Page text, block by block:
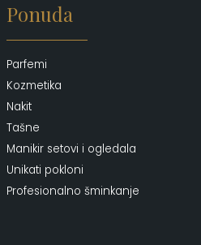
Ponuda
Parfemi
Kozmetika
Nakit
Tašne
Manikir setovi i ogledala
Unikati pokloni
Profesionalno šminkanje